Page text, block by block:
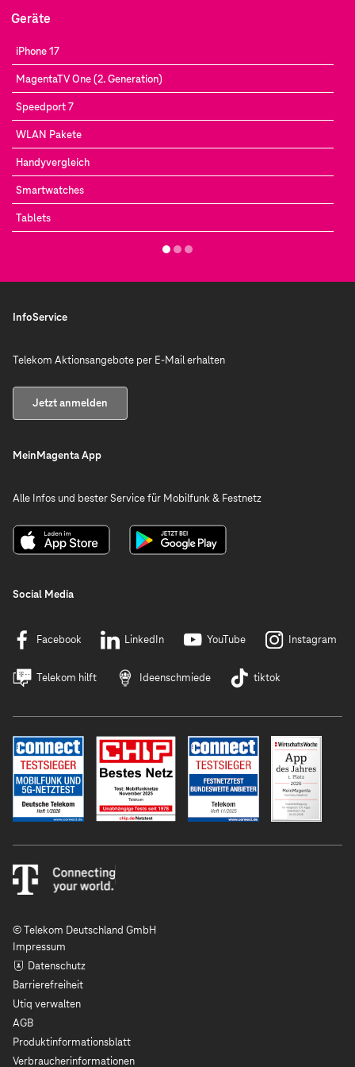
Geräte
iPhone 17
MagentaTV One (2. Generation)
Speedport 7
WLAN Pakete
Handyvergleich
Smartwatches
Tablets
InfoService
Telekom Aktionsangebote per E-Mail erhalten
Jetzt anmelden
MeinMagenta App
Alle Infos und bester Service für Mobilfunk & Festnetz
Social Media
Facebook LinkedIn YouTube Instagram
Telekom hilft Ideenschmiede tiktok
© Telekom Deutschland GmbH
Impressum
Datenschutz
Barrierefreiheit
Utiq verwalten
AGB
Produktinformationsblatt
Verbraucherinformationen